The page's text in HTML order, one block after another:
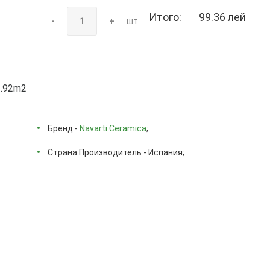
- + шт Итого: 99.36 лей
Бренд - Navarti Ceramica;
Страна Производитель - Испания;